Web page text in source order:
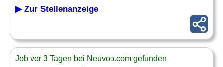
▶ Zur Stellenanzeige
Job vor 3 Tagen bei Neuvoo.com gefunden